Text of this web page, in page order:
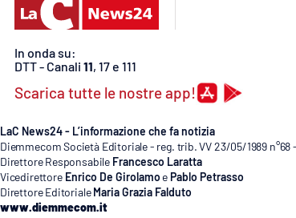
In onda su:
DTT - Canali 11, 17 e 111
Scarica tutte le nostre app!
LaC News24 - L’informazione che fa notizia
Diemmecom Società Editoriale - reg. trib. VV 23/05/1989 n°68
Direttore Responsabile Francesco Laratta
Vicedirettore Enrico De Girolamo e Pablo Petrasso
Direttore Editoriale Maria Grazia Falduto
www.diemmecom.it